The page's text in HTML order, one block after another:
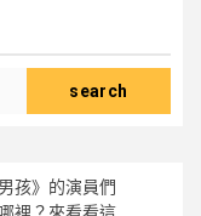
search
孩》的演員們
裡？來看看這